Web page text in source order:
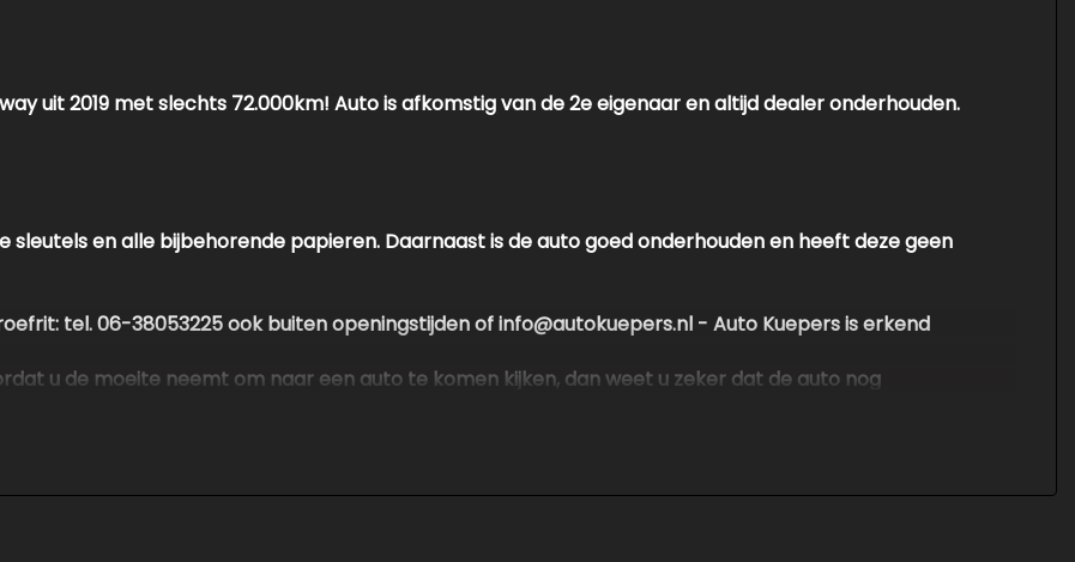
uit 2019 met slechts 72.000km! Auto is afkomstig van de 2e eigenaar en altijd dealer onderhouden.
en alle bijbehorende papieren. Daarnaast is de auto goed onderhouden en heeft deze geen
tel. 06-38053225 ook buiten openingstijden of info@autokuepers.nl - Auto Kuepers is erkend
u de moeite neemt om naar een auto te komen kijken, dan weet u zeker dat de auto nog
www.autokuepers.nl
in tegen betaalbare prijzen, hebben geen duur en groot pand en hebben geen personeel